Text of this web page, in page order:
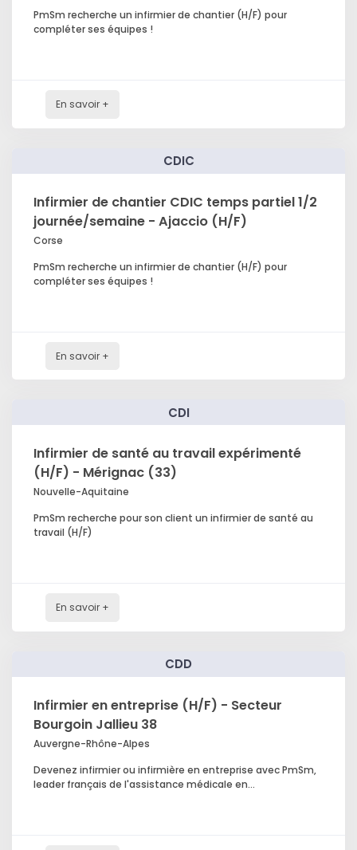
PmSm recherche un infirmier de chantier (H/F) pour
compléter ses équipes !
En savoir +
CDIC
Infirmier de chantier CDIC temps partiel 1/2
journée/semaine - Ajaccio (H/F)
Corse
PmSm recherche un infirmier de chantier (H/F) pour
compléter ses équipes !
En savoir +
CDI
Infirmier de santé au travail expérimenté
(H/F) - Mérignac (33)
Nouvelle-Aquitaine
PmSm recherche pour son client un infirmier de santé au
travail (H/F)
En savoir +
CDD
Infirmier en entreprise (H/F) - Secteur
Bourgoin Jallieu 38
Auvergne-Rhône-Alpes
Devenez infirmier ou infirmière en entreprise avec PmSm,
leader français de l'assistance médicale en...